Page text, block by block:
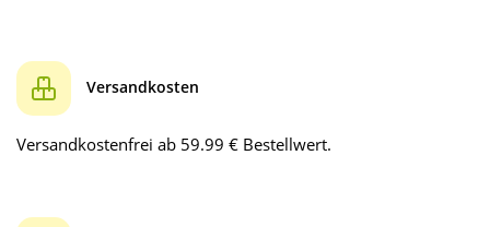
Versandkosten
Versandkostenfrei ab 59.99 € Bestellwert.